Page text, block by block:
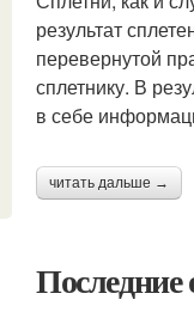
результат
перевернутой
сплетнику. В
в себе
читать дальше →
Последние